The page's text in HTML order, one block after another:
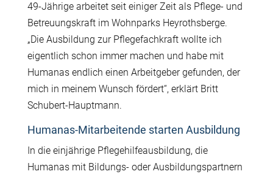
49-Jährige arbeitet seit einiger Zeit als Pflege- und
Betreuungskraft im Wohnparks Heyrothsberge.
„Die Ausbildung zur Pflegefachkraft wollte ich
eigentlich schon immer machen und habe mit
Humanas endlich einen Arbeitgeber gefunden, der
mich in meinem Wunsch fördert“, erklärt Britt
Schubert-Hauptmann.
Humanas-Mitarbeitende starten Ausbildung
In die einjährige Pflegehilfeausbildung, die
Humanas mit Bildungs- oder Ausbildungspartnern